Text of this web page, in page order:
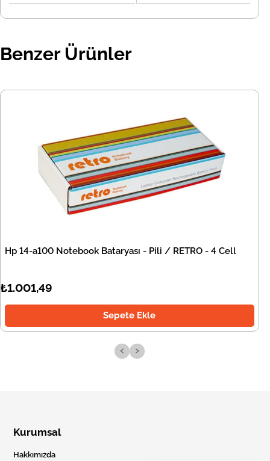
Benzer Ürünler
Hp 14-a100 Notebook Bataryası - Pili / RETRO - 4 Cell
₺1.001,49
Sepete Ekle
‹ ›
Kurumsal
Hakkımızda